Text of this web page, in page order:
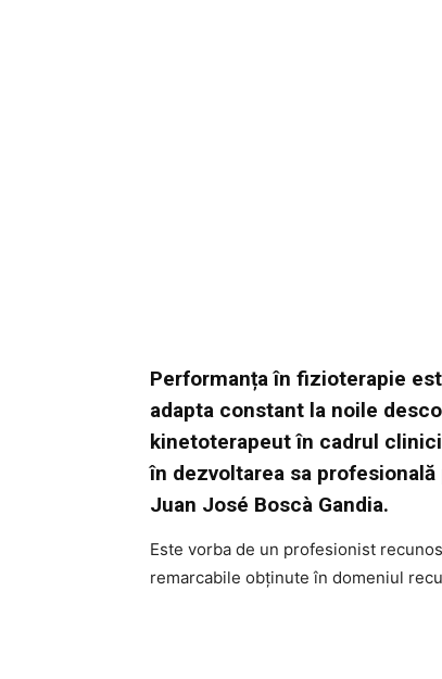
Performanța în fizioterapie
adapta constant la noile
kinetoterapeut în cadrul
în dezvoltarea sa
Juan José Boscà Gandia.
Este vorba de un profesionist
remarcabile obținute în domeniul